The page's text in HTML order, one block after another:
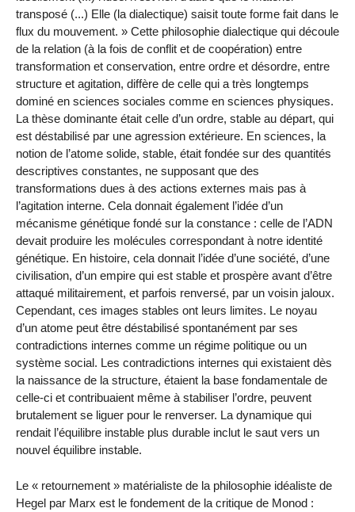
transposé (...) Elle (la dialectique) saisit toute forme fait dans le
flux du mouvement. » Cette philosophie dialectique qui découle
de la relation (à la fois de conflit et de coopération) entre
transformation et conservation, entre ordre et désordre, entre
structure et agitation, diffère de celle qui a très longtemps
dominé en sciences sociales comme en sciences physiques.
La thèse dominante était celle d’un ordre, stable au départ, qui
est déstabilisé par une agression extérieure. En sciences, la
notion de l’atome solide, stable, était fondée sur des quantités
descriptives constantes, ne supposant que des
transformations dues à des actions externes mais pas à
l’agitation interne. Cela donnait également l’idée d’un
mécanisme génétique fondé sur la constance : celle de l’ADN
devait produire les molécules correspondant à notre identité
génétique. En histoire, cela donnait l’idée d’une société, d’une
civilisation, d’un empire qui est stable et prospère avant d’être
attaqué militairement, et parfois renversé, par un voisin jaloux.
Cependant, ces images stables ont leurs limites. Le noyau
d’un atome peut être déstabilisé spontanément par ses
contradictions internes comme un régime politique ou un
système social. Les contradictions internes qui existaient dès
la naissance de la structure, étaient la base fondamentale de
celle-ci et contribuaient même à stabiliser l’ordre, peuvent
brutalement se liguer pour le renverser. La dynamique qui
rendait l’équilibre instable plus durable inclut le saut vers un
nouvel équilibre instable.
Le « retournement » matérialiste de la philosophie idéaliste de
Hegel par Marx est le fondement de la critique de Monod :